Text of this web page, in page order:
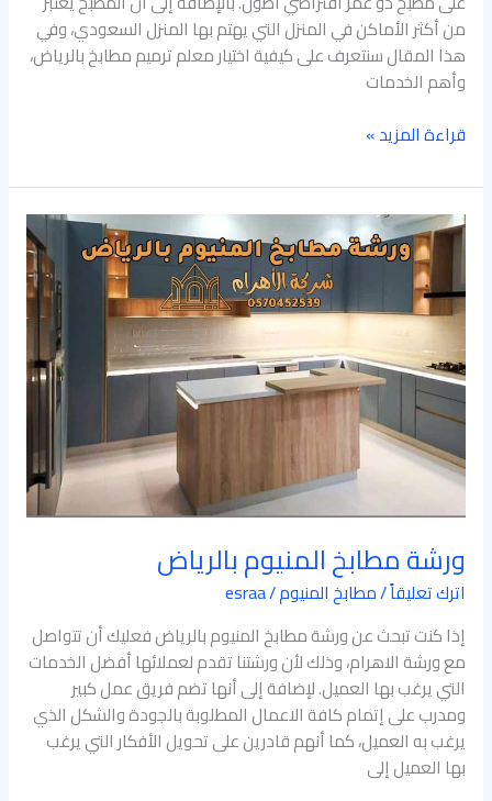
من أكثر الأماكن في المنزل التي يهتم بها المنزل السعودي، وفي
هذا المقال سنتعرف على كيفية اختيار معلم ترميم مطابخ بالرياض،
وأهم الخدمات
قراءة المزيد »
ورشة مطابخ المنيوم بالرياض
اترك تعليقاً/مطابخ المنيوم/
esraa
إذا كنت تبحث عن ورشة مطابخ المنيوم بالرياض فعليك أن تتواصل
مع ورشة الاهرام، وذلك لأن ورشتنا تقدم لعملائها أفضل الخدمات
التي يرغب بها العميل. لإضافة إلى أنها تضم فريق عمل كبير
ومدرب على إتمام كافة الاعمال المطلوبة بالجودة والشكل الذي
يرغب به العميل، كما أنهم قادرين على تحويل الأفكار التي يرغب
بها العميل إلى
ورشة
مطابخ
المنيوم
بالرياض